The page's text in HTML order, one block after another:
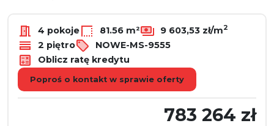
4 pokoje 81.56 m² 9 603,53 zł/m2
2 piętro
NOWE-MS-9555
Oblicz ratę kredytu
Poproś o kontakt w sprawie oferty
783 264 zł